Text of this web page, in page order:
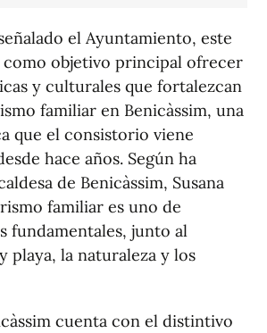
el Ayuntamiento, este
objetivo principal ofrecer
y culturales que fortalezcan
familiar en Benicàssim, una
que el consistorio viene
hace años. Según ha
de Benicàssim, Susana
familiar es uno de
fundamentales, junto al
playa, la naturaleza y los
cuenta con el distintivo